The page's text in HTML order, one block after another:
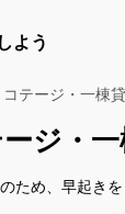
よう
テージ・一棟
ジ・
め、早起き